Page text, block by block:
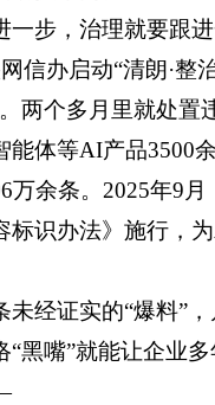
一步，治理就要跟
信办启动“清朗·整
两个多月里就处置
能体等AI产品3500
万余条。2025年9
标识办法》施行，
未经证实的“爆料”
“黑嘴”就能让企业